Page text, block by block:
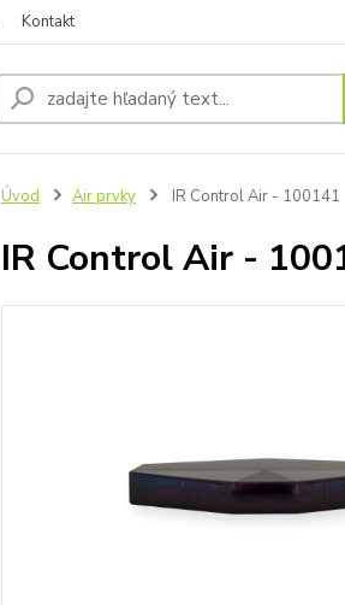
Kontakt
Úvod Air prvky IR Control Air - 100141
IR Control Air -